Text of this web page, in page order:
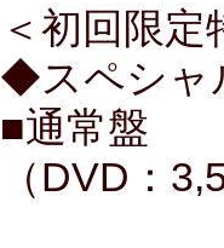
＜初回限定
◆スペシャ
■通常盤
（DVD：